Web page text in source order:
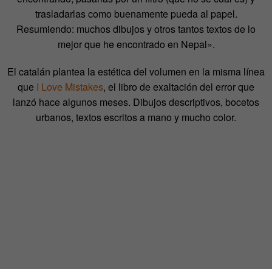
trasladarlas como buenamente pueda al papel.
Resumiendo: muchos dibujos y otros tantos textos de lo
mejor que he encontrado en Nepal».
El catalán plantea la estética del volumen en la misma línea
que I Love Mistakes, el libro de exaltación del error que
lanzó hace algunos meses. Dibujos descriptivos, bocetos
urbanos, textos escritos a mano y mucho color.